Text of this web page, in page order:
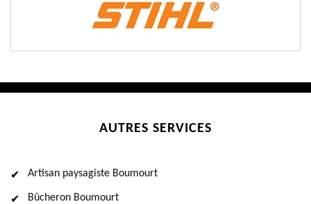
AUTRES SERVICES
Artisan paysagiste Boumourt
Bûcheron Boumourt